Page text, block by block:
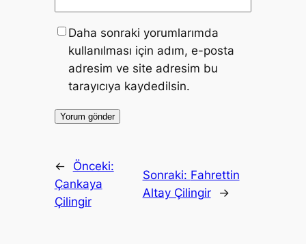
Daha sonraki yorumlarımda
kullanılması için adım, e-posta
adresim ve site adresim bu
tarayıcıya kaydedilsin.
←
Önceki:
Çankaya
Çilingir
Sonraki: Fahrettin
Altay Çilingir
→